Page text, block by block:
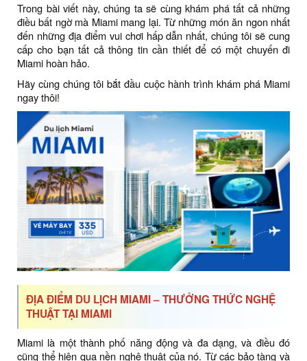
Trong bài viết này, chúng ta sẽ cùng khám phá tất cả những
điều bất ngờ mà Miami mang lại. Từ những món ăn ngon nhất
đến những địa điểm vui chơi hấp dẫn nhất, chúng tôi sẽ cung
cấp cho bạn tất cả thông tin cần thiết để có một chuyến đi
Miami hoàn hảo.
Hãy cùng chúng tôi bắt đầu cuộc hành trình khám phá Miami
ngay thôi!
ĐỊA ĐIỂM DU LỊCH MIAMI – THƯỞNG THỨC NGHỆ
THUẬT TẠI MIAMI
Miami là một thành phố năng động và đa dạng, và điều đó
cũng thể hiện qua nền nghệ thuật của nó. Từ các bảo tàng và